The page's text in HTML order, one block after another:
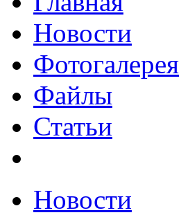
Новости
Фотогалерея
Файлы
Статьи
Новости